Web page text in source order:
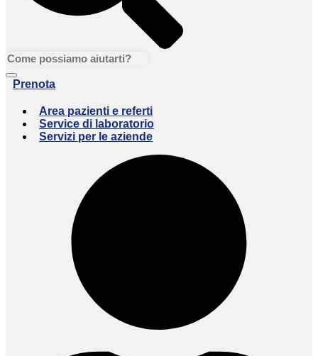
Prenota
Area pazienti e referti
Service di laboratorio
Servizi per le aziende